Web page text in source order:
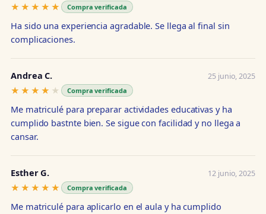
★★★★★
★★★★★ Compra verificada
Ha sido una experiencia agradable. Se llega al final sin
complicaciones.
Andrea C. 25 junio, 2025
★★★★★
★★★★★ Compra verificada
Me matriculé para preparar actividades educativas y ha
cumplido bastnte bien. Se sigue con facilidad y no llega a
cansar.
Esther G. 12 junio, 2025
★★★★★
★★★★★ Compra verificada
Me matriculé para aplicarlo en el aula y ha cumplido